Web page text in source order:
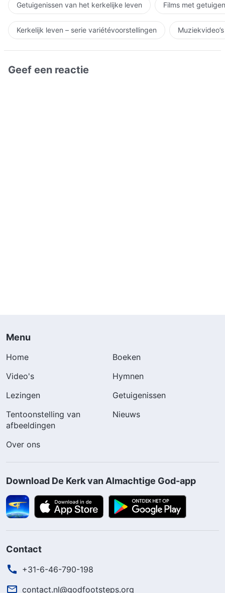
Getuigenissen van het kerkelijke leven Films met
Kerkelijk leven – serie variétévoorstellingen Muziekvideo’s
Geef een reactie
Menu
Home
Boeken
Video's
Hymnen
Lezingen
Getuigenissen
Tentoonstelling van
afbeeldingen
Nieuws
Over ons
Download De Kerk van Almachtige God-app
Contact
+31-6-46-790-198
contact.nl@godfootsteps.org